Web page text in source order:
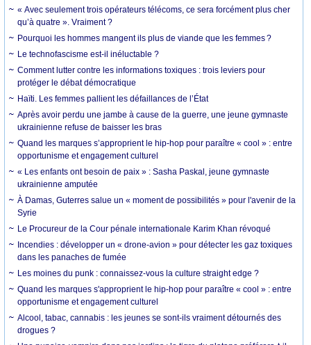
« Avec seulement trois opérateurs télécoms, ce sera forcément plus cher
qu’à quatre ». Vraiment ?
Pourquoi les hommes mangent ils plus de viande que les femmes ?
Le technofascisme est-il inéluctable ?
Comment lutter contre les informations toxiques : trois leviers pour
protéger le débat démocratique
Haïti. Les femmes pallient les défaillances de l’État
Après avoir perdu une jambe à cause de la guerre, une jeune gymnaste
ukrainienne refuse de baisser les bras
Quand les marques s’approprient le hip-hop pour paraître « cool » : entre
opportunisme et engagement culturel
« Les enfants ont besoin de paix » : Sasha Paskal, jeune gymnaste
ukrainienne amputée
À Damas, Guterres salue un « moment de possibilités » pour l'avenir de la
Syrie
Le Procureur de la Cour pénale internationale Karim Khan révoqué
Incendies : développer un « drone-avion » pour détecter les gaz toxiques
dans les panaches de fumée
Les moines du punk : connaissez-vous la culture straight edge ?
Quand les marques s'approprient le hip-hop pour paraître « cool » : entre
opportunisme et engagement culturel
Alcool, tabac, cannabis : les jeunes se sont-ils vraiment détournés des
drogues ?